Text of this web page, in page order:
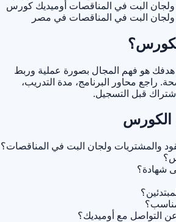
ولجان البت في المناقصات أوميديك كورس
ولجان البت في المناقصات في مصر
هدفك هو فهم المجال بصورة عملية وربط
راجع محاور البرنامج، مدة التدريب،
قبل التسجيل.
الكورس
والمشتريات ولجان البت في المناقصات؟
شهادة؟
التواصل مع أوميديك؟